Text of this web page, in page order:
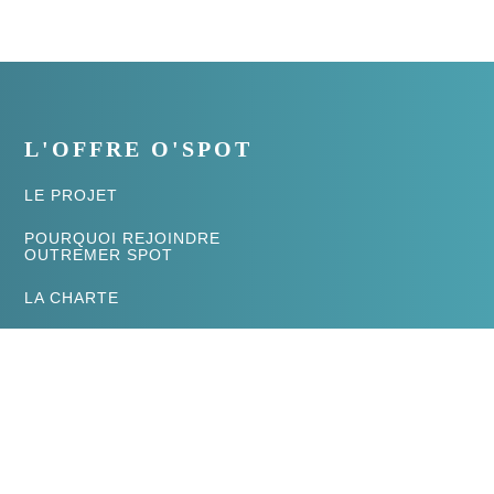
L'OFFRE O'SPOT
LE PROJET
POURQUOI REJOINDRE
OUTREMER SPOT
LA CHARTE